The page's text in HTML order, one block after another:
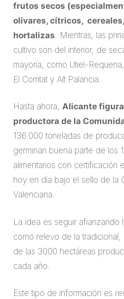
frutos secos
olivares, cítricos,
hortalizas . Mientras, las
cultivo son del interior, de
mayoría, como Utiel-
El Comtat y Alt Palancia.
Hasta ahora, Alicante
productora de la
136.000 toneladas de
germinan buena parte de los
alimentarios con certificación
hoy en día bajo el sello de la
Valenciana.
La idea es seguir afianzando
como relevo de la tradicional,
de las 3000 hectáreas
cada año.
Este tipo de información es